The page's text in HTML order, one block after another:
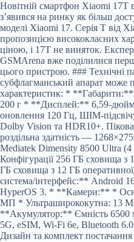
Новітній смартфон Xiaomi 17T
з’явився на ринку як більш
моделі Xiaomi 17. Серія T від
пропозицією висококласних
ціною, і 17T не виняток.
GSMArena вже поділилися
цього пристрою. ### Технічні
субфлагманський апарат може
характеристик: *
200 г * **Дисплей:** 6,59-
оновлення 120 Гц, ШІМ-
Dolby Vision та HDR10+. Пікова
роздільна здатність —
Mediatek Dimensity 8500 Ultra
Конфігурації 256 ГБ сховища з
ГБ сховища з 12 ГБ
система/інтерфейс:** Android
HyperOS 3. * **Камери:** *
МП * Ультраширококутна: 13
**Акумулятор:** Ємність
5G, eSIM, Wi-Fi 6e, Bluetooth
Дизайн та комплект постачання